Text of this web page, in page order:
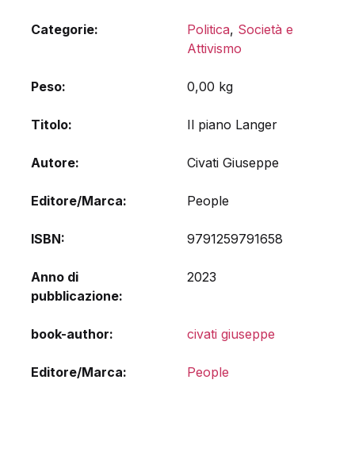
Categorie: Politica, Società e
Attivismo
Peso 0,00 kg
Titolo Il piano Langer
Autore Civati Giuseppe
Editore/Marca People
ISBN 9791259791658
Anno di
pubblicazione
2023
book-author civati giuseppe
Editore/Marca People